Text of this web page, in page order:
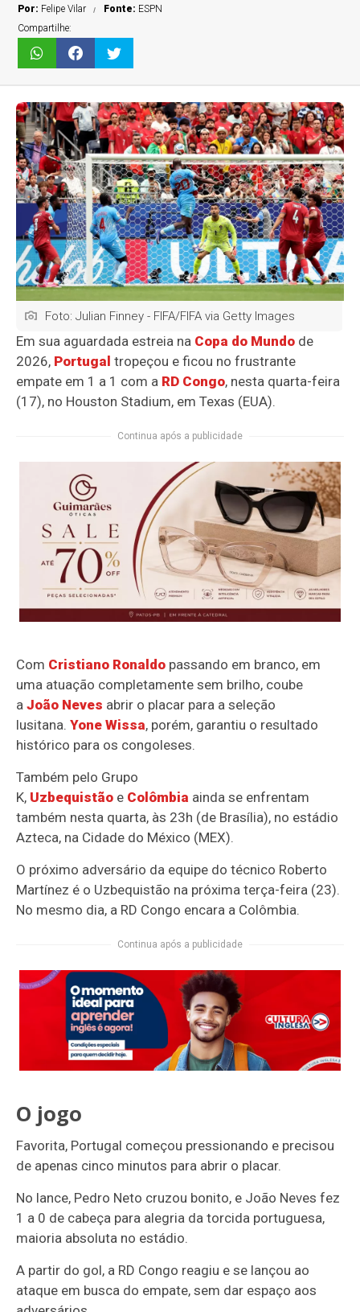
Por: Felipe Vilar Fonte: ESPN
Compartilhe:
Foto: Julian Finney - FIFA/FIFA via Getty Images
Em sua aguardada estreia na Copa do Mundo de
2026, Portugal tropeçou e ficou no frustrante
empate em 1 a 1 com a RD Congo, nesta quarta-feira
(17), no Houston Stadium, em Texas (EUA).
Continua após a publicidade
Com Cristiano Ronaldo passando em branco, em
uma atuação completamente sem brilho, coube
aJoão Neves abrir o placar para a seleção
lusitana.Yone Wissa, porém, garantiu o resultado
histórico para os congoleses.
Também pelo Grupo
K, Uzbequistão e Colômbia ainda se enfrentam
também nesta quarta, às 23h (de Brasília), no estádio
Azteca, na Cidade do México (MEX).
O próximo adversário da equipe do técnico Roberto
Martínez é o Uzbequistão na próxima terça-feira (23).
No mesmo dia, a RD Congo encara a Colômbia.
Continua após a publicidade
O jogo
Favorita, Portugal começou pressionando e precisou
de apenas cinco minutos para abrir o placar.
No lance, Pedro Neto cruzou bonito, e João Neves fez
1 a 0 de cabeça para alegria da torcida portuguesa,
maioria absoluta no estádio.
A partir do gol, a RD Congo reagiu e se lançou ao
ataque em busca do empate, sem dar espaço aos